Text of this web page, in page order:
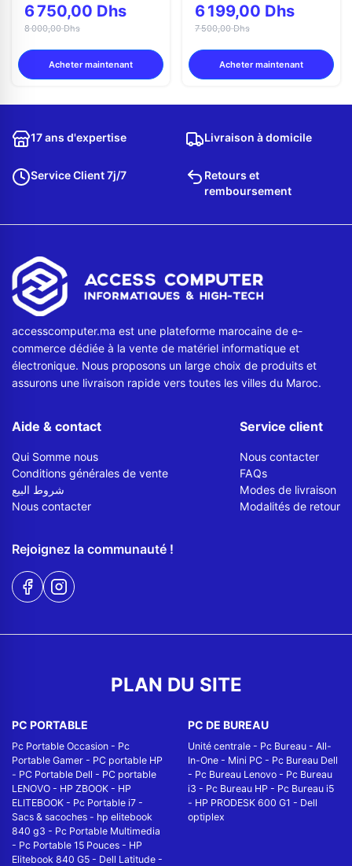
6 750,00 Dhs
8 000,00 Dhs
Acheter maintenant
6 199,00 Dhs
7 500,00 Dhs
Acheter maintenant
17 ans d'expertise Livraison à domicile
Service Client 7j/7
Retours et
remboursement
accesscomputer.ma est une plateforme marocaine de e-
commerce dédiée à la vente de matériel informatique et
électronique. Nous proposons un large choix de produits et
assurons une livraison rapide vers toutes les villes du Maroc.
Aide & contact
Qui Somme nous
Conditions générales de vente
شروط البيع
Nous contacter
Service client
Nous contacter
FAQs
Modes de livraison
Modalités de retour
Rejoignez la communauté !
PLAN DU SITE
PC PORTABLE
Pc Portable Occasion - Pc
Portable Gamer - PC portable HP
- PC Portable Dell - PC portable
LENOVO - HP ZBOOK - HP
ELITEBOOK - Pc Portable i7 -
Sacs & sacoches - hp elitebook
840 g3 - Pc Portable Multimedia
- Pc Portable 15 Pouces - HP
Elitebook 840 G5 - Dell Latitude -
PC DE BUREAU
Unité centrale - Pc Bureau - All-
In-One - Mini PC - Pc Bureau Dell
- Pc Bureau Lenovo - Pc Bureau
i3 - Pc Bureau HP - Pc Bureau i5
- HP PRODESK 600 G1 - Dell
optiplex